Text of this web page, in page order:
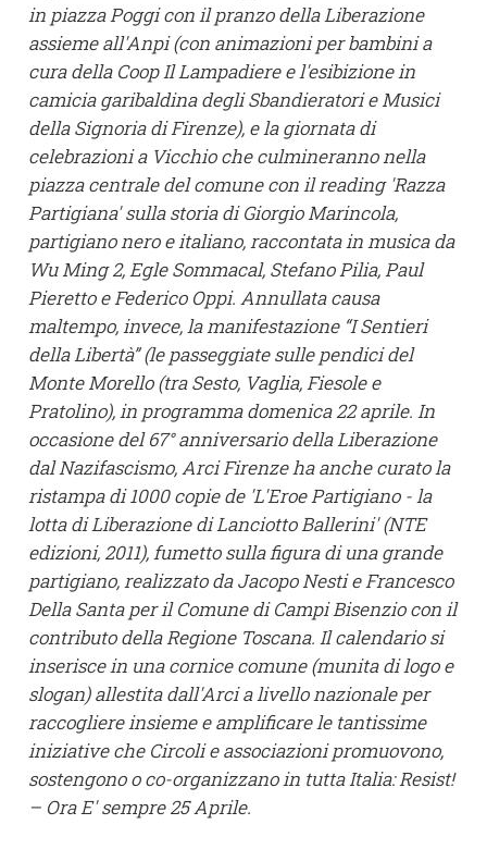
in piazza Poggi con il pranzo della Liberazione
assieme all'Anpi (con animazioni per bambini a
cura della Coop Il Lampadiere e l'esibizione in
camicia garibaldina degli Sbandieratori e Musici
della Signoria di Firenze), e la giornata di
celebrazioni a Vicchio che culmineranno nella
piazza centrale del comune con il reading 'Razza
Partigiana' sulla storia di Giorgio Marincola,
partigiano nero e italiano, raccontata in musica da
Wu Ming 2, Egle Sommacal, Stefano Pilia, Paul
Pieretto e Federico Oppi. Annullata causa
maltempo, invece, la manifestazione “I Sentieri
della Libertà” (le passeggiate sulle pendici del
Monte Morello (tra Sesto, Vaglia, Fiesole e
Pratolino), in programma domenica 22 aprile. In
occasione del 67° anniversario della Liberazione
dal Nazifascismo, Arci Firenze ha anche curato la
ristampa di 1000 copie de 'L'Eroe Partigiano - la
lotta di Liberazione di Lanciotto Ballerini' (NTE
edizioni, 2011), fumetto sulla figura di una grande
partigiano, realizzato da Jacopo Nesti e Francesco
Della Santa per il Comune di Campi Bisenzio con il
contributo della Regione Toscana. Il calendario si
inserisce in una cornice comune (munita di logo e
slogan) allestita dall'Arci a livello nazionale per
raccogliere insieme e amplificare le tantissime
iniziative che Circoli e associazioni promuovono,
sostengono o co-organizzano in tutta Italia: Resist!
– Ora E' sempre 25 Aprile.